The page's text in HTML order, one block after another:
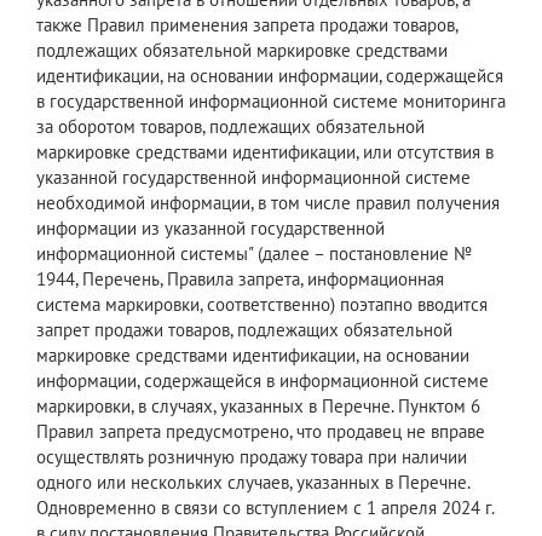
также Правил применения запрета продажи товаров,
подлежащих обязательной маркировке средствами
идентификации, на основании информации, содержащейся
в государственной информационной системе мониторинга
за оборотом товаров, подлежащих обязательной
маркировке средствами идентификации, или отсутствия в
указанной государственной информационной системе
необходимой информации, в том числе правил получения
информации из указанной государственной
информационной системы" (далее – постановление №
1944, Перечень, Правила запрета, информационная
система маркировки, соответственно) поэтапно вводится
запрет продажи товаров, подлежащих обязательной
маркировке средствами идентификации, на основании
информации, содержащейся в информационной системе
маркировки, в случаях, указанных в Перечне. Пунктом 6
Правил запрета предусмотрено, что продавец не вправе
осуществлять розничную продажу товара при наличии
одного или нескольких случаев, указанных в Перечне.
Одновременно в связи со вступлением с 1 апреля 2024 г.